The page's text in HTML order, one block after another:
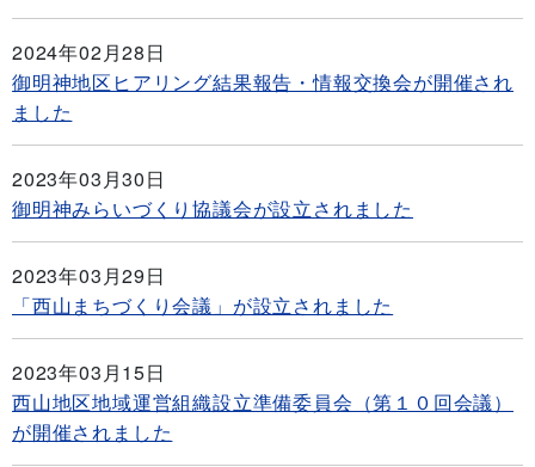
2024年02月28日
御明神地区ヒアリング結果報告・情報交換会が開催され
ました
2023年03月30日
御明神みらいづくり協議会が設立されました
2023年03月29日
「西山まちづくり会議」が設立されました
2023年03月15日
西山地区地域運営組織設立準備委員会（第１０回会議）
が開催されました